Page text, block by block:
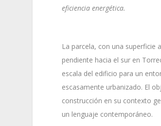
eficiencia energética.
La parcela, con una superficie
pendiente hacia el sur en
escala del edificio para un
escasamente urbanizado. El
construcción en su contexto
un lenguaje contemporáneo.